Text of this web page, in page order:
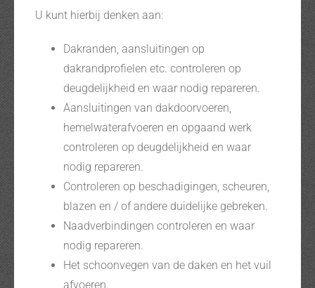
U kunt hierbij denken aan:
Dakranden, aansluitingen op
dakrandprofielen etc. controleren op
deugdelijkheid en waar nodig repareren.
Aansluitingen van dakdoorvoeren,
hemelwaterafvoeren en opgaand werk
controleren op deugdelijkheid en waar
nodig repareren.
Controleren op beschadigingen, scheuren,
blazen en / of andere duidelijke gebreken.
Naadverbindingen controleren en waar
nodig repareren.
Het schoonvegen van de daken en het vuil
afvoeren.